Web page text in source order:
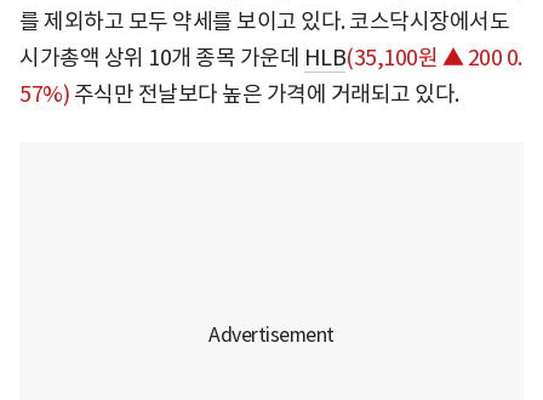
를 제외하고 모두 약세를 보이고 있다. 코스닥시장에서도
시가총액 상위 10개 종목 가운데 HLB(35,100원 ▲ 200 0.
57%) 주식만 전날보다 높은 가격에 거래되고 있다.